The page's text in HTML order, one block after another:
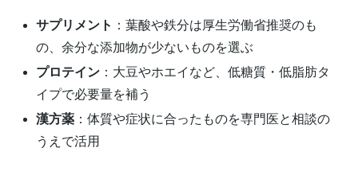
サプリメント ：葉酸や鉄分は厚生労働省推奨のも
の、余分な添加物が少ないものを選ぶ
プロテイン ：大豆やホエイなど、低糖質・低脂肪タ
イプで必要量を補う
漢方薬 ：体質や症状に合ったものを専門医と相談の
うえで活用